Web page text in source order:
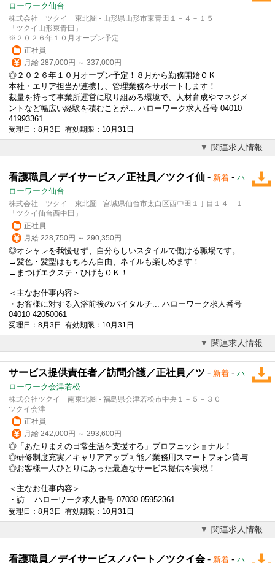
ローワーク仙台
株式会社 ツクイ 東北圏 - 山形県山形市東青田１－４－１５
「ツクイ山形東青田」
※２０２６年１０月オープン予定
正社員
月給 287,000円 ～ 337,000円
◎２０２６年１０月オープン予定！８月から勤務開始ＯＫ
本社・エリア担当が連携し、管理業務をサポートします！
裁量を持って事業所運営に取り組める環境で、人材育成やマネジメ
ントなど幅広い経験を積むことが... ハローワーク求人番号 04010-
41993361
受理日：8月3日 有効期限：10月31日
関連求人情報
看護職員／デイサービス／正社員／ツクイ仙 - 新着 - ハ
ローワーク仙台
株式会社 ツクイ 東北圏 - 宮城県仙台市太白区西中田１丁目１４－１
「ツクイ仙台西中田」
正社員
月給 228,750円 ～ 290,350円
◎オシャレを我慢せず、自分らしいスタイルで働ける職場です。
→髪色・髪型はもちろん自由、ネイルも楽しめます！
→まつげエクステ・ひげもＯＫ！
＜主なお仕事内容＞
・お客様に対する入浴前後のバイタルチ... ハローワーク求人番号
04010-42050061
受理日：8月3日 有効期限：10月31日
関連求人情報
サービス提供責任者／訪問介護／正社員／ツ - 新着 - ハ
ローワーク会津若松
株式会社ツクイ 南東北圏 - 福島県会津若松市中央１－５－３０
ツクイ会津
正社員
月給 242,000円 ～ 293,600円
◎「あたりまえの日常生活を支援する」プロフェッショナル！
◎研修制度充実／キャリアアップ可能／業務用スマートフォン貸与
◎お客様一人ひとりにあった最適なサービス提供を実現！
＜主なお仕事内容＞
・訪... ハローワーク求人番号 07030-05952361
受理日：8月3日 有効期限：10月31日
関連求人情報
看護職員／デイサービス／パート／ツクイ会- 新着 - ハ